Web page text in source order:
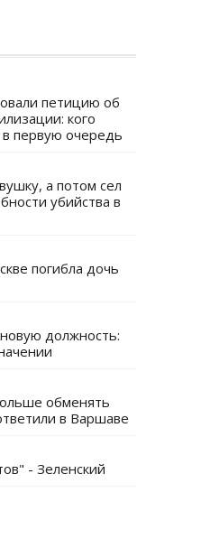
петицию об
кого
первую очередь
а потом сел
убийства в
погибла дочь
должность:
обменять
в Варшаве
- Зеленский